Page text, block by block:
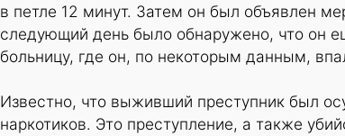
в петле 12 минут. Затем он был объявлен
следующий день было обнаружено, что он
больницу, где он, по некоторым данным,
Известно, что выживший преступник был
наркотиков. Это преступление, а также